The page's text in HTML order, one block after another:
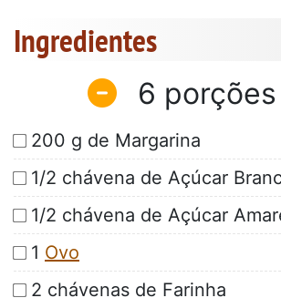
Ingredientes
6
200 g de Margarina
1/2 chávena de Açúcar
1/2 chávena de Açúcar
1 Ovo
2 chávenas de Farinha